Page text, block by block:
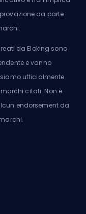
da parte
da Eloking sono
e vanno
ufficialmente
citati. Non è
endorsement da